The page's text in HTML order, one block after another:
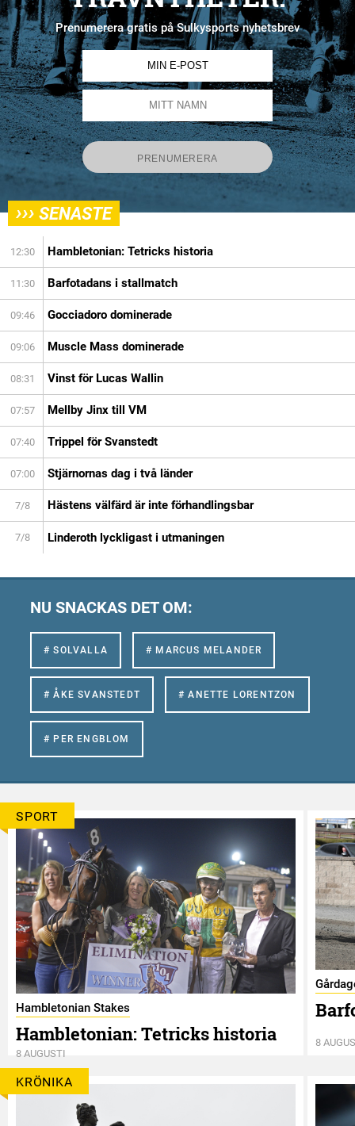
Prenumerera gratis på Sulkysports nyhetsbrev
››› SENASTE
12:30 Hambletonian: Tetricks historia
11:30 Barfotadans i stallmatch
09:46 Gocciadoro dominerade
09:06 Muscle Mass dominerade
08:31 Vinst för Lucas Wallin
07:57 Mellby Jinx till VM
07:40 Trippel för Svanstedt
07:00 Stjärnornas dag i två länder
7/8 Hästens välfärd är inte förhandlingsbar
7/8 Linderoth lyckligast i utmaningen
NU SNACKAS DET OM:
# SOLVALLA # MARCUS MELANDER
# ÅKE SVANSTEDT # ANETTE LORENTZON
# PER ENGBLOM
SPORT
Hambletonian Stakes
Hambletonian: Tetricks historia
8 AUGUSTI
8
KRÖNIKA